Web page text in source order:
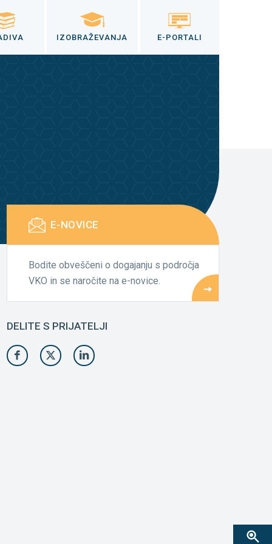
IZOBRAŽEVANJA E-PORTALI
E-NOVICE
Bodite obveščeni o dogajanju s področja
VKO in se naročite na e-novice.
DELITE S PRIJATELJI